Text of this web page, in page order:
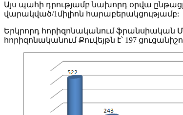
Այս պահի դրությամբ նախորդ օրվա
վարակված/1միլիոն հարաբերակցությամբ:
Երկրորդ հորիզոնականում ֆրանսիական
հորիզոնականում Քուվեյթն է՝ 197